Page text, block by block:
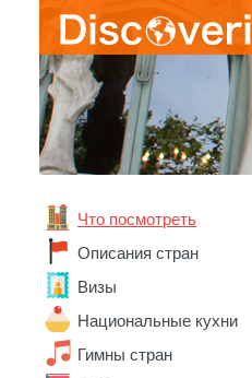
Что посмотреть
Описания стран
Визы
Национальные кухни
Гимны стран
Абхазия
Австралия
Австрия
Алжир
Ангола